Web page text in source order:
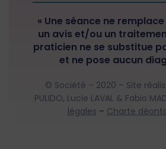
« Une séance ne
un avis et/ou un
praticien ne se substitue
et ne pose aucun
© Société – 2020 – Site
PULIDO, Lucie LAVAL & Fabio
légales – Charte